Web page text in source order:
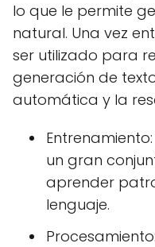
lo que le permite
natural. Una vez
ser utilizado para
generación de
automática y la
un gran
aprender
lenguaje.